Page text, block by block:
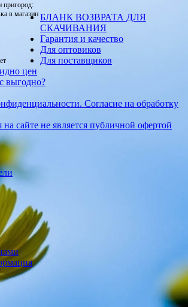
пригород:
в магазин БЛАНК ВОЗВРАТА ДЛЯ
СКАЧИВАНИЯ
Гарантия и качество
Для оптовиков
Для поставщиков
цен
выгодно?
Согласие на обработку
сайте не является публичной офертой